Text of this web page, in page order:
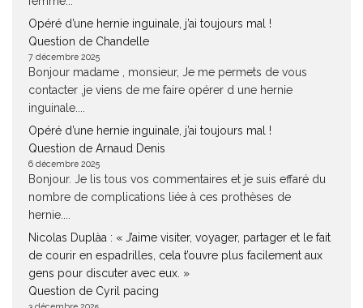
Opéré d’une hernie inguinale, j’ai toujours mal !
Question de Chandelle
7 décembre 2025
Bonjour madame , monsieur, Je me permets de vous
contacter ,je viens de me faire opérer d une hernie
inguinale....
Opéré d’une hernie inguinale, j’ai toujours mal !
Question de Arnaud Denis
6 décembre 2025
Bonjour. Je lis tous vos commentaires et je suis effaré du
nombre de complications liée à ces prothèses de
hernie....
Nicolas Duplàa : « J’aime visiter, voyager, partager et le fait
de courir en espadrilles, cela t’ouvre plus facilement aux
gens pour discuter avec eux. »
Question de Cyril pacing